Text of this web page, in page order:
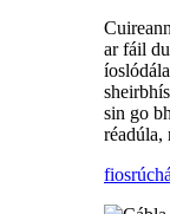
ar fáil
sin go
réadúla,